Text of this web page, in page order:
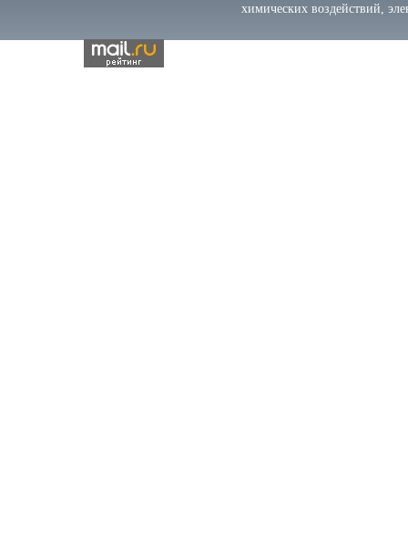
химических воздействий,